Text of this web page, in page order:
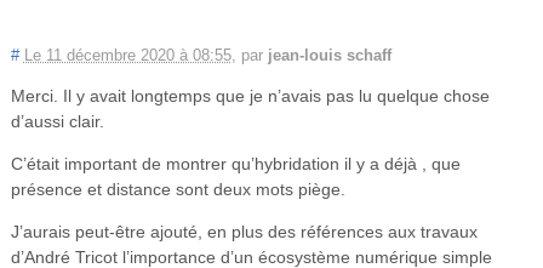
# Le 11 décembre 2020 à 08:55, par jean-louis schaff
Merci. Il y avait longtemps que je n’avais pas lu quelque chose
d’aussi clair.
C’était important de montrer qu’hybridation il y a déjà , que
présence et distance sont deux mots piège.
J’aurais peut-être ajouté, en plus des références aux travaux
d’André Tricot l’importance d’un écosystème numérique simple